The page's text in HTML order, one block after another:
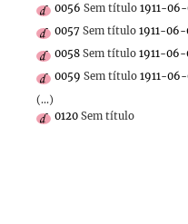
0056 Sem título 1911-
0057 Sem título 1911-06-
0058 Sem título 1911-06-
0059 Sem título 1911-
(...)
0120 Sem título